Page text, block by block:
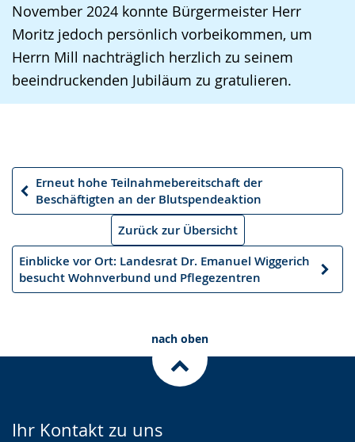
November 2024 konnte Bürgermeister Herr
Moritz jedoch persönlich vorbeikommen, um
Herrn Mill nachträglich herzlich zu seinem
beeindruckenden Jubiläum zu gratulieren.
Vorheriger
Artikel
Erneut hohe Teilnahmebereitschaft der
Beschäftigten an der Blutspendeaktion
Zurück zur Übersicht
Einblicke vor Ort: Landesrat Dr. Emanuel Wiggerich
besucht Wohnverbund und Pflegezentren
Nächster
Artikel
nach oben
Ihr Kontakt zu uns